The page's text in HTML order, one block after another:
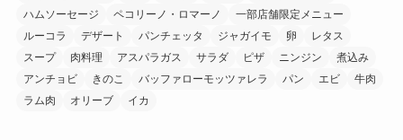
ハムソーセージ
ペコリーノ・ロマーノ
一部店舗限定メニュー
ルーコラ
デザート パンチェッタ ジャガイモ 卵
レタス
スープ
肉料理 アスパラガス サラダ ピザ ニンジン
煮込み
アンチョビ
きのこ バッファローモッツァレラ パン エビ
牛肉
ラム肉
オリーブ イカ